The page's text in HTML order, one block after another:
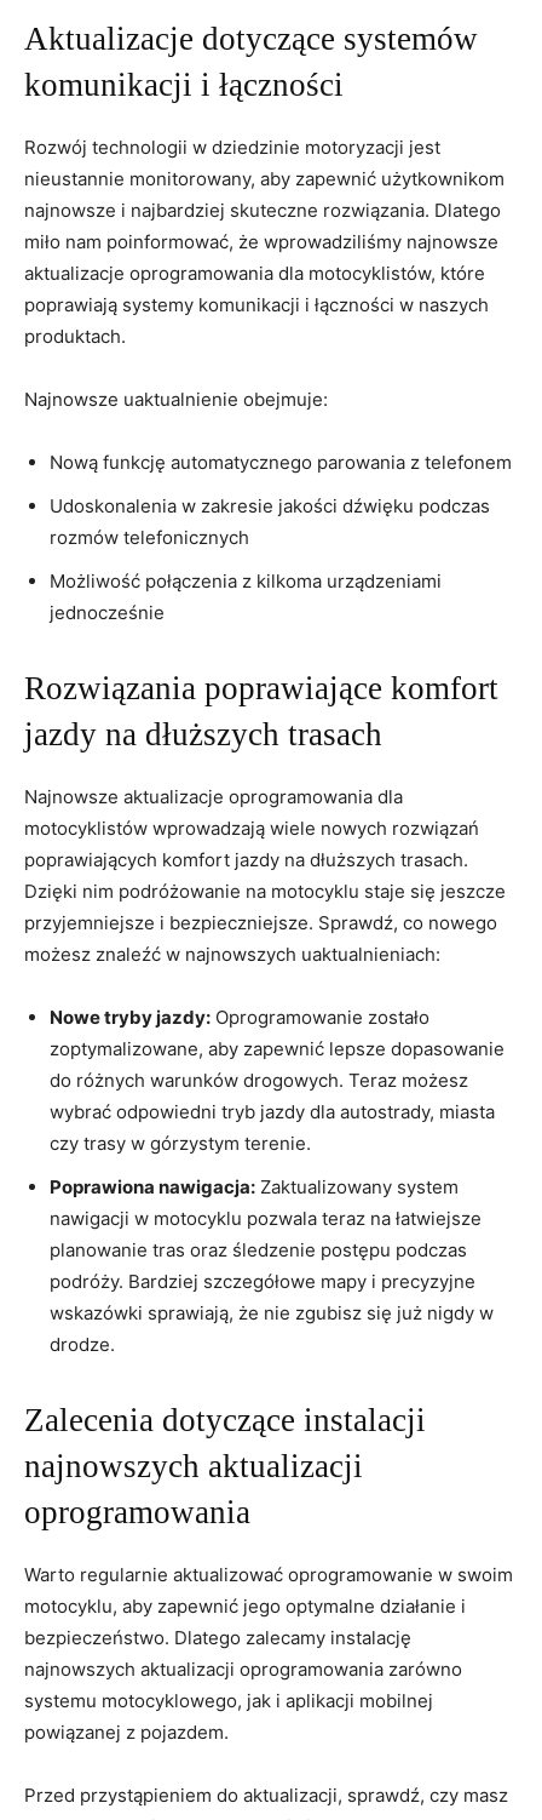
Aktualizacje dotyczące systemów
komunikacji‌ i łączności
Rozwój technologii w ‍dziedzinie motoryzacji jest⁣
nieustannie‍ monitorowany, aby⁤ zapewnić użytkownikom
najnowsze i ⁣najbardziej skuteczne rozwiązania. ⁣Dlatego
miło‍ nam poinformować, że wprowadziliśmy​ najnowsze
‌aktualizacje oprogramowania dla motocyklistów,‌ które⁣
poprawiają systemy‍ komunikacji ⁣i łączności w naszych
produktach.
Najnowsze⁤ uaktualnienie‍ obejmuje:
Nową funkcję‌ automatycznego parowania z telefonem
Udoskonalenia w zakresie jakości dźwięku podczas
rozmów telefonicznych
Możliwość ​połączenia z kilkoma urządzeniami‍
jednocześnie
Rozwiązania poprawiające komfort
jazdy na dłuższych trasach
Najnowsze aktualizacje oprogramowania dla
⁢motocyklistów wprowadzają ⁤wiele nowych‌ rozwiązań⁤
poprawiających komfort jazdy na dłuższych ​trasach.
Dzięki nim podróżowanie na​ motocyklu staje się jeszcze
przyjemniejsze ⁤i bezpieczniejsze. Sprawdź, co nowego
możesz znaleźć w⁤ najnowszych ‍uaktualnieniach:
Nowe​ tryby jazdy: Oprogramowanie zostało
zoptymalizowane, aby zapewnić lepsze dopasowanie
do‍ różnych​ warunków drogowych. ​Teraz możesz ​
wybrać odpowiedni tryb jazdy dla autostrady, miasta
czy trasy‍ w górzystym terenie.
Poprawiona⁤ nawigacja: Zaktualizowany ‌system
nawigacji w ⁤motocyklu pozwala teraz ‍na łatwiejsze
planowanie tras oraz śledzenie postępu podczas
⁢podróży. Bardziej ⁣szczegółowe⁢ mapy i precyzyjne
‌wskazówki sprawiają, że nie zgubisz ⁣się‍ już nigdy w
⁢drodze.
Zalecenia dotyczące instalacji
najnowszych aktualizacji
oprogramowania
Warto regularnie‍ aktualizować ​oprogramowanie w swoim
motocyklu, aby ⁢zapewnić ‍jego optymalne działanie ⁣i
bezpieczeństwo. Dlatego zalecamy instalację
⁣najnowszych aktualizacji oprogramowania⁣ zarówno
systemu‌ motocyklowego, jak i aplikacji mobilnej
powiązanej ⁤z pojazdem.
Przed przystąpieniem do aktualizacji, sprawdź, ‍czy masz